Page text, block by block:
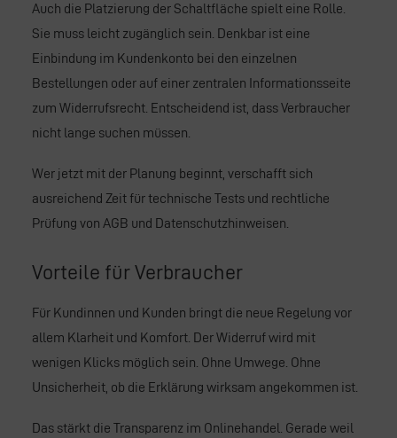
Auch die Platzierung der Schaltfläche spielt eine Rolle.
Sie muss leicht zugänglich sein. Denkbar ist eine
Einbindung im Kundenkonto bei den einzelnen
Bestellungen oder auf einer zentralen Informationsseite
zum Widerrufsrecht. Entscheidend ist, dass Verbraucher
nicht lange suchen müssen.
Wer jetzt mit der Planung beginnt, verschafft sich
ausreichend Zeit für technische Tests und rechtliche
Prüfung von AGB und Datenschutzhinweisen.
Vorteile für Verbraucher
Für Kundinnen und Kunden bringt die neue Regelung vor
allem Klarheit und Komfort. Der Widerruf wird mit
wenigen Klicks möglich sein. Ohne Umwege. Ohne
Unsicherheit, ob die Erklärung wirksam angekommen ist.
Das stärkt die Transparenz im Onlinehandel. Gerade weil